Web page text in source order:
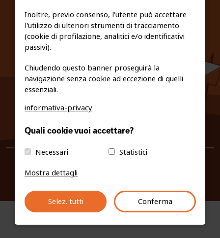
PRIVACY E COOKIE POLICY
info@fiso.it|fiso@pec-mail.eu
Inoltre, previo consenso, l'utente può accettare
l'utilizzo di ulteriori strumenti di tracciamento
(cookie di profilazione, analitici e/o identificativi
passivi).
Chiudendo questo banner proseguirà la
navigazione senza cookie ad eccezione di quelli
essenziali.
informativa-privacy
Quali cookie vuoi accettare?
Necessari
Statistici
Mostra dettagli
Selez. tutti Conferma